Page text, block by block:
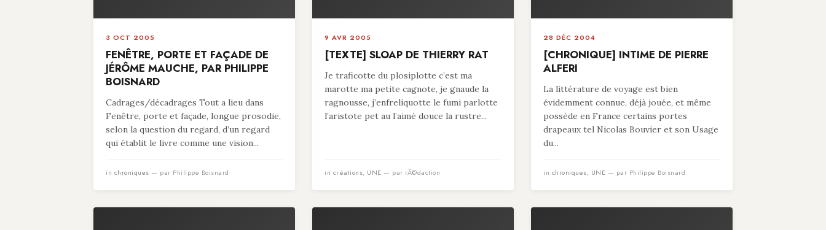
3 OCT 2005
FENÊTRE, PORTE ET FAÇADE DE
JÉRÔME MAUCHE, PAR PHILIPPE
BOISNARD
Cadrages/décadrages Tout a lieu dans
Fenêtre, porte et façade, longue prosodie,
selon la question du regard, d’un regard
qui établit le livre comme une vision...
in chroniques — par Philippe Boisnard
9 AVR 2005
[TEXTE] SLOAP DE THIERRY RAT
Je traficotte du plosiplotte c’est ma
marotte ma petite cagnote, je gnaude la
ragnousse, j’enfreliquotte le fumi parlotte
l’aristote pet au l’aimé douce la rustre...
in créations, UNE — par rÃ©daction
28 DÉC 2004
[CHRONIQUE] INTIME DE PIERRE
ALFERI
La littérature de voyage est bien
évidemment connue, déjà jouée, et même
possède en France certains portes
drapeaux tel Nicolas Bouvier et son Usage
du...
in chroniques, UNE — par Philippe Boisnard